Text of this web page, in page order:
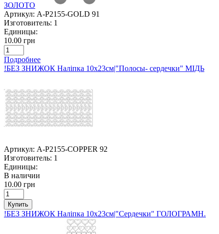
ЗОЛОТО
Артикул: A-P2155-GOLD 91
Изготовитель: 1
Единицы:
10.00 грн
Подробнее
!БЕЗ ЗНИЖОК Наліпка 10х23см|"Полосы- сердечки" МІДЬ
Артикул: A-P2155-COPPER 92
Изготовитель: 1
Единицы:
В наличии
10.00 грн
Купить
!БЕЗ ЗНИЖОК Наліпка 10х23см|"Сердечки" ГОЛОГРАМН.